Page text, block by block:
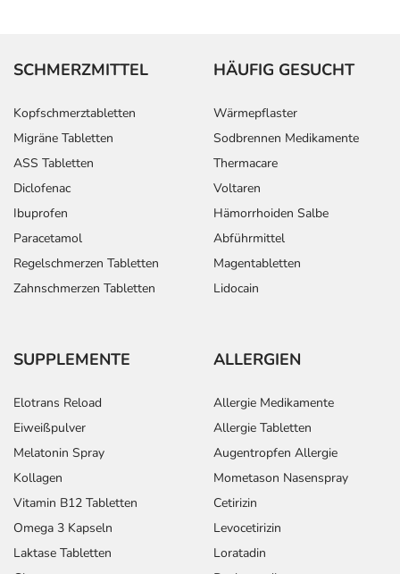
SCHMERZMITTEL
Kopfschmerztabletten
Migräne Tabletten
ASS Tabletten
Diclofenac
Ibuprofen
Paracetamol
Regelschmerzen Tabletten
Zahnschmerzen Tabletten
HÄUFIG GESUCHT
Wärmepflaster
Sodbrennen Medikamente
Thermacare
Voltaren
Hämorrhoiden Salbe
Abführmittel
Magentabletten
Lidocain
SUPPLEMENTE
Elotrans Reload
Eiweißpulver
Melatonin Spray
Kollagen
Vitamin B12 Tabletten
Omega 3 Kapseln
Laktase Tabletten
ALLERGIEN
Allergie Medikamente
Allergie Tabletten
Augentropfen Allergie
Mometason Nasenspray
Cetirizin
Levocetirizin
Loratadin